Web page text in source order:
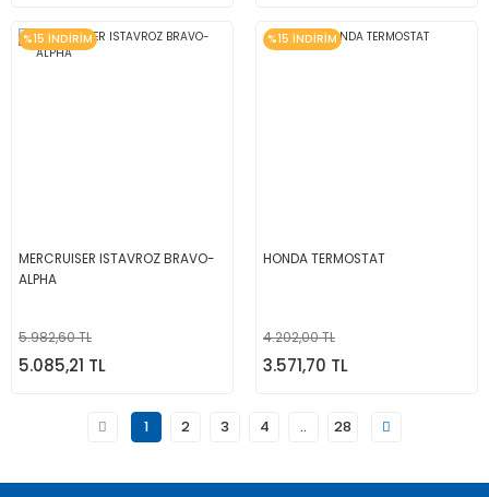
%15 İNDİRİM
MERCRUISER ISTAVROZ BRAVO-
ALPHA
5.982,60 TL
5.085,21 TL
%15 İNDİRİM
HONDA TERMOSTAT
4.202,00 TL
3.571,70 TL
1 2 3 4 .. 28